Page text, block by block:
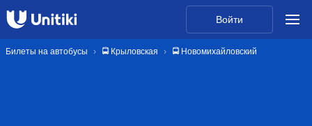
Войти
Билеты на автобусы 🚍 Крыловская 🚍 Новомихайловский